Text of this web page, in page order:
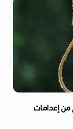
إعدامات